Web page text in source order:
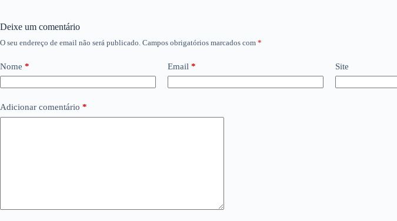
Deixe um comentário
O seu endereço de email não será publicado. Campos obrigatórios marcados com *
Nome * Email * Site
Adicionar comentário *